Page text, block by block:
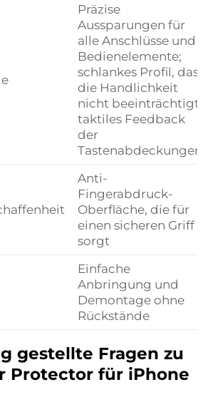
Präzise
Aussparungen für
alle Anschlüsse und
Bedienelemente;
schlankes Profil, das
die Handlichkeit
nicht beeinträchtigt;
taktiles Feedback
der
Tastenabdeckungen
Anti-
Fingerabdruck-
Oberfläche, die für
einen sicheren Griff
sorgt
Einfache
Anbringung und
Demontage ohne
Rückstände
gestellte Fragen zu
Protector für iPhone